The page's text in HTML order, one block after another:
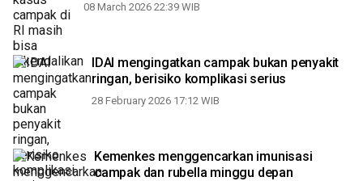
08 March 2026 22:39 WIB
IDAI mengingatkan campak bukan penyakit
ringan, berisiko komplikasi serius
28 February 2026 17:12 WIB
Kemenkes menggencarkan imunisasi
campak dan rubella minggu depan